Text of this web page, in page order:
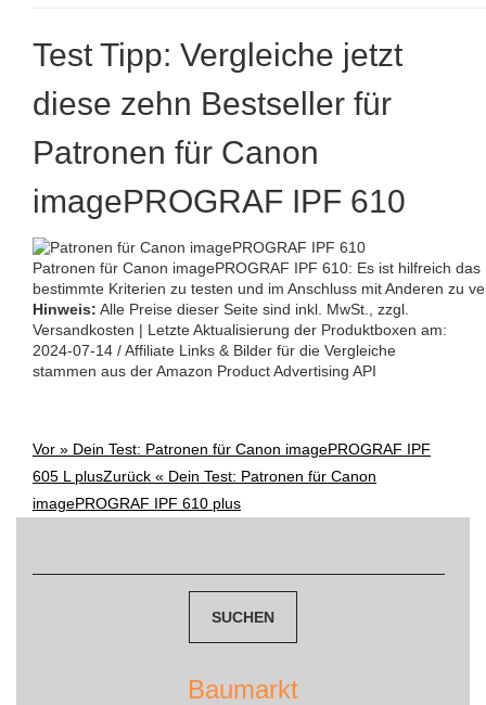
Test Tipp: Vergleiche jetzt
diese zehn Bestseller für
Patronen für Canon
imagePROGRAF IPF 610
Patronen für Canon imagePROGRAF IPF 610: Es ist hilfreich
bestimmte Kriterien zu testen und im Anschluss mit Anderen zu
Hinweis: Alle Preise dieser Seite sind inkl. MwSt., zzgl.
Versandkosten | Letzte Aktualisierung der Produktboxen am:
2024-07-14 / Affiliate Links & Bilder für die Vergleiche
stammen aus der Amazon Product Advertising API
Post
navigation
Vor » Dein Test: Patronen für Canon imagePROGRAF IPF
605 L plusZurück « Dein Test: Patronen für Canon
imagePROGRAF IPF 610 plus
Baumarkt